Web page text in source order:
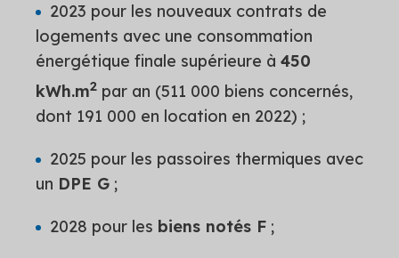
2023 pour les nouveaux contrats de
logements avec une consommation
énergétique finale supérieure à 450
kWh.m2 par an (511 000 biens concernés,
dont 191 000 en location en 2022) ;
2025 pour les passoires thermiques avec
un DPE G ;
2028 pour les biens notés F ;